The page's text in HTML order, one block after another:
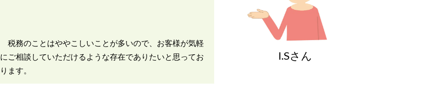
I.Sさん
税務のことはややこしいことが多いので、お客様が気軽
にご相談していただけるよ うな存在でありたいと思ってお
ります。